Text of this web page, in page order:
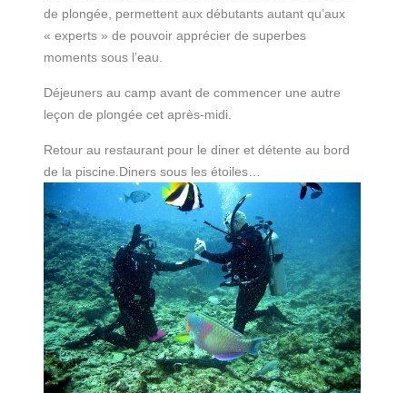
de plongée, permettent aux débutants autant qu’aux
« experts » de pouvoir apprécier de superbes
moments sous l’eau.
Déjeuners au camp avant de commencer une autre
leçon de plongée cet après-midi.
Retour au restaurant pour le diner et détente au bord
de la piscine.Diners sous les étoiles…